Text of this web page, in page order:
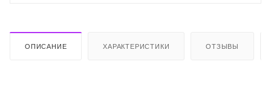
ОПИСАНИЕ ХАРАКТЕРИСТИКИ ОТЗЫВЫ